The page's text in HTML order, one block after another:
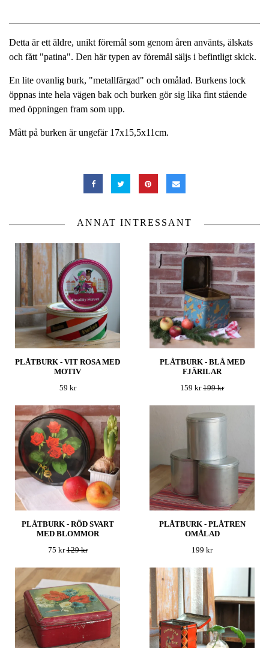
Detta är ett äldre, unikt föremål som genom åren använts, älskats
och fått "patina". Den här typen av föremål säljs i befintligt skick.
En lite ovanlig burk, "metallfärgad" och omålad. Burkens lock
öppnas inte hela vägen bak och burken gör sig lika fint stående
med öppningen fram som upp.
Mått på burken är ungefär 17x15,5x11cm.
ANNAT INTRESSANT
PLÅTBURK - VIT ROSA MED
MOTIV
59 kr
PLÅTBURK - BLÅ MED
FJÄRILAR
159 kr199 kr
PLÅTBURK - RÖD SVART
MED BLOMMOR
75 kr129 kr
PLÅTBURK - PLÅTREN
OMÅLAD
199 kr